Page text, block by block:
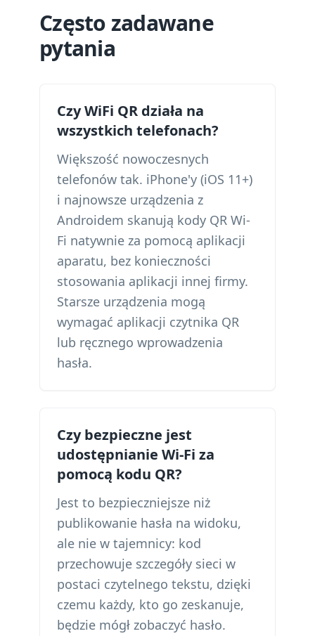
Często zadawane
pytania
Czy WiFi QR działa na
wszystkich telefonach?
Większość nowoczesnych
telefonów tak. iPhone'y (iOS 11+)
i najnowsze urządzenia z
Androidem skanują kody QR Wi-
Fi natywnie za pomocą aplikacji
aparatu, bez konieczności
stosowania aplikacji innej firmy.
Starsze urządzenia mogą
wymagać aplikacji czytnika QR
lub ręcznego wprowadzenia
hasła.
Czy bezpieczne jest
udostępnianie Wi-Fi za
pomocą kodu QR?
Jest to bezpieczniejsze niż
publikowanie hasła na widoku,
ale nie w tajemnicy: kod
przechowuje szczegóły sieci w
postaci czytelnego tekstu, dzięki
czemu każdy, kto go zeskanuje,
będzie mógł zobaczyć hasło.